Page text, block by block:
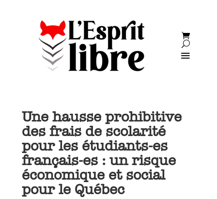
Une hausse prohibitive
des frais de scolarité
pour les étudiants-es
français-es : un risque
économique et social
pour le Québec